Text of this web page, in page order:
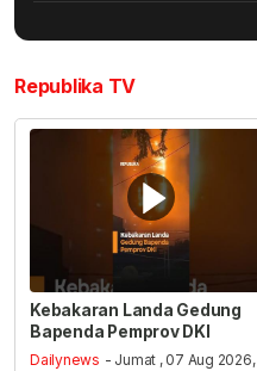
Republika TV
Kebakaran Landa Gedung
Bapenda Pemprov DKI
Dailynews - Jumat , 07 Aug 2026,